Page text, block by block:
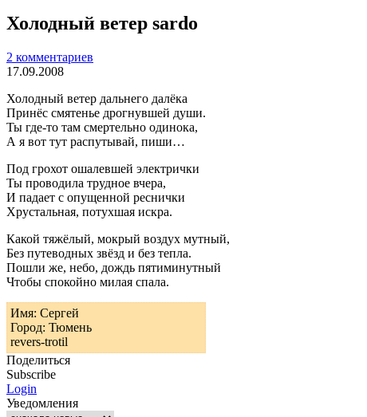
Холодный ветер sardo
2 комментариев
17.09.2008
Холодный ветер дальнего далёка
Принёс смятенье дрогнувшей души.
Ты где-то там смертельно одинока,
А я вот тут распутывай, пиши…
Под грохот ошалевшей электрички
Ты проводила трудное вчера,
И падает с опущенной реснички
Хрустальная, потухшая искра.
Какой тяжёлый, мокрый воздух мутный,
Без путеводных звёзд и без тепла.
Пошли же, небо, дождь пятиминутный
Чтобы спокойно милая спала.
Имя: Сергей
Город: Тюмень
revers-trotil
Поделиться
Subscribe
Login
Уведомления